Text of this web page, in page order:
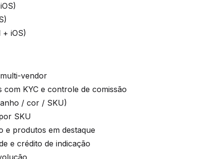
iOS)
vendor
com KYC e controle de comissão
/ cor / SKU)
SKU
e produtos em destaque
e crédito de indicação